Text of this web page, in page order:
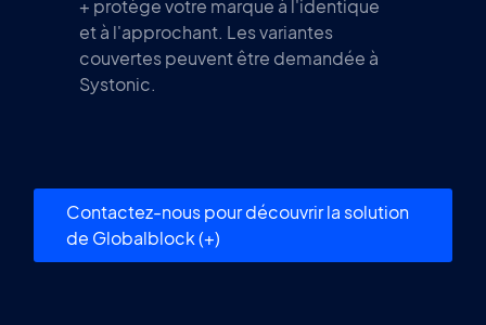
+ protège votre marque à l'identique
et à l'approchant. Les variantes
couvertes peuvent être demandée à
Systonic.
Contactez-nous pour découvrir la solution
de Globalblock (+)